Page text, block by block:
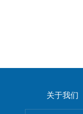
关于我们